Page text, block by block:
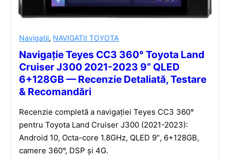
Navigatii, NAVIGATII TOYOTA
Navigație Teyes CC3 360° Toyota Land
Cruiser J300 2021-2023 9” QLED
6+128GB — Recenzie Detaliată, Testare
& Recomandări
Recenzie completă a navigației Teyes CC3 360°
pentru Toyota Land Cruiser J300 (2021-2023):
Android 10, Octa-core 1.8GHz, QLED 9″, 6+128GB,
camere 360°, DSP și 4G.